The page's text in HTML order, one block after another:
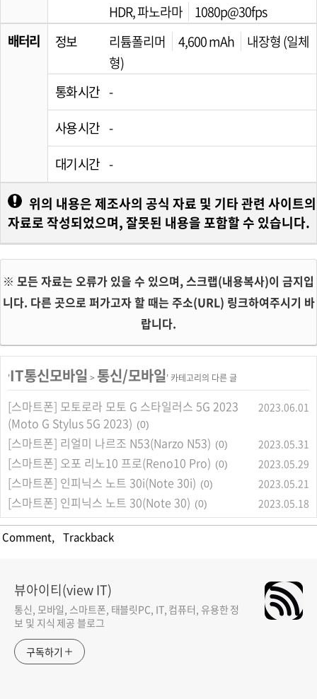
HDR, 파노라마
1080p@30fps
배터리
정보 리튬폴리머 4,600 mAh
내장형 (일체
형)
통화 시간 -
사용 시간 -
대기 시간 -
위의 내용은 제조사의 공식 자료 및 기타 관련 사이트의
자료로 작성되었으며, 잘못된 내용을 포함할 수 있습니다.
※ 모든 자료는 오류가 있을 수 있으며, 스크랩(내용복사)이 금지입
니다. 다른 곳으로 퍼가고자 할 때는 주소(URL) 링크하여주시기 바
랍니다.
'IT통신모바일 > 통신/모바일' 카테고리의 다른 글
[스마트폰] 모토로라 모토 G 스타일러스 5G 2023
(Moto G Stylus 5G 2023) (0)
2023.06.01
[스마트폰] 리얼미 나르조 N53(Narzo N53) (0) 2023.05.31
[스마트폰] 오포 리노10 프로(Reno10 Pro) (0) 2023.05.29
[스마트폰] 인피닉스 노트 30i(Note 30i) (0) 2023.05.21
[스마트폰] 인피닉스 노트 30(Note 30) (0) 2023.05.18
Comment, Trackback
뷰아이티(view IT)
통신, 모바일, 스마트폰, 태블릿PC, IT, 컴퓨터, 유용한 정
보 및 지식 제공 블로그
구독하기